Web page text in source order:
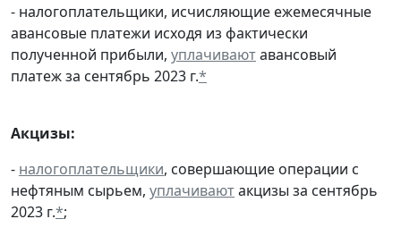
- налогоплательщики, исчисляющие ежемесячные
авансовые платежи исходя из фактически
полученной прибыли, уплачиваютавансовый
платеж за сентябрь 2023 г.*
Акцизы:
- налогоплательщики, совершающие операции с
нефтяным сырьем, уплачиваютакцизы за сентябрь
2023 г.*;